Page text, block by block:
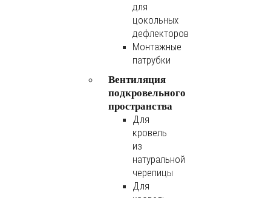
для
цокольных
дефлекторов
Монтажные
патрубки
Вентиляция
подкровельного
пространства
Для
кровель
из
натуральной
черепицы
Для